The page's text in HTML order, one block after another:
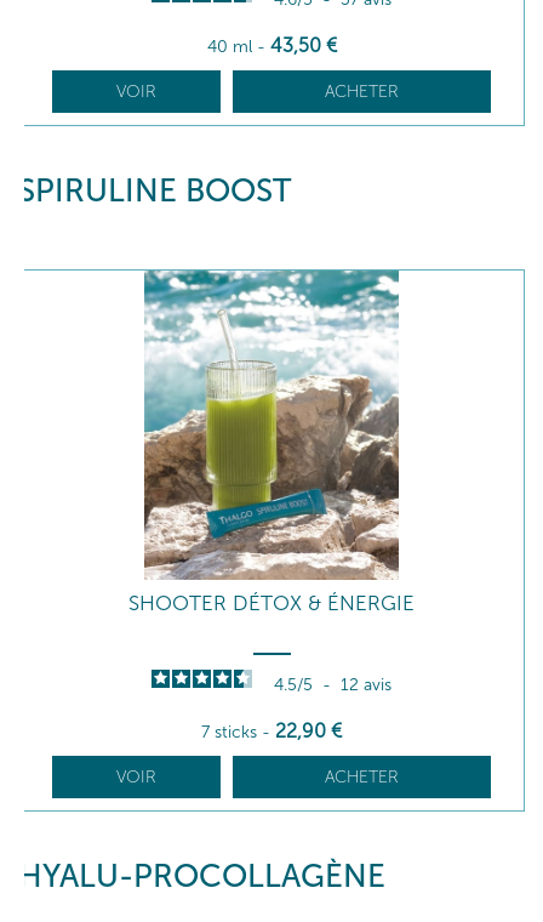
40 ml - 43,50 €
VOIR ACHETER
SPIRULINE BOOST
SHOOTER DÉTOX & ÉNERGIE
4.5/5 - 12 avis
7 sticks - 22,90 €
VOIR ACHETER
HYALU-PROCOLLAGÈNE